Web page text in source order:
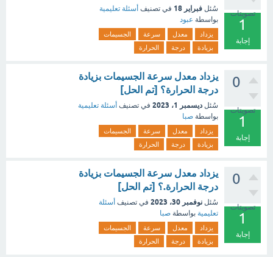
تصويتات
1
إجابة
سُئل فبراير 18 في تصنيف أسئلة تعليمية
بواسطة عبود
يزداد معدل سرعة
الجسيمات
بزيادة
درجة الحرارة
0
تصويتات
1
إجابة
يزداد معدل سرعة الجسيمات بزيادة
درجة الحرارة؟ [تم الحل]
سُئل ديسمبر 1، 2023 في تصنيف أسئلة تعليمية
بواسطة صبا
يزداد معدل سرعة
الجسيمات
بزيادة
درجة الحرارة
0
تصويتات
1
إجابة
يزداد معدل سرعة الجسيمات بزيادة
درجة الحرارة.؟ [تم الحل]
سُئل نوفمبر 30، 2023 في تصنيف أسئلة
تعليمية بواسطة صبا
يزداد معدل سرعة
الجسيمات
بزيادة
درجة الحرارة